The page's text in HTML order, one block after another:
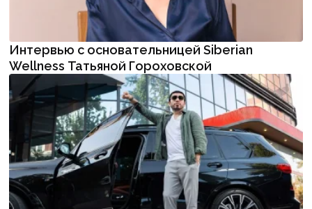
Интервью с основательницей Siberian
Wellness Татьяной Гороховской